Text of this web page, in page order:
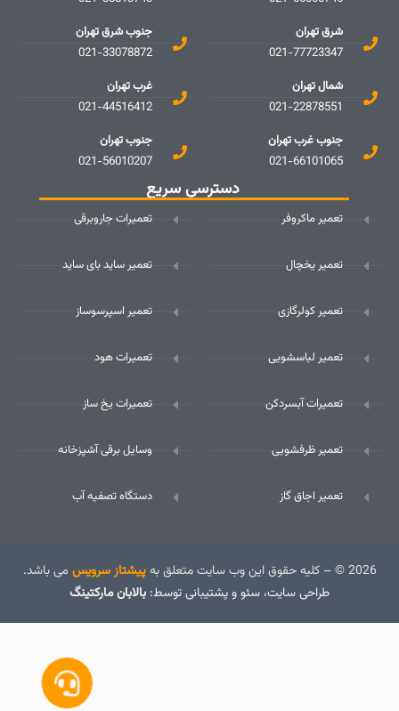
شرق تهران
021-77723347
شمال تهران
021-22878551
جنوب غرب تهران
021-66101065
جنوب شرق تهران
021-33078872
غرب تهران
021-44516412
جنوب تهران
021-56010207
دسترسی سریع
تعمیر ماکروفر
تعمیر یخچال
تعمیر کولرگازی
تعمیر لباسشویی
تعمیرات آبسردکن
تعمیر ظرفشویی
تعمیر اجاق گاز
تعمیرات جاروبرقی
تعمیر ساید بای ساید
تعمیر اسپرسوساز
تعمیرات هود
تعمیرات یخ ساز
وسایل برقی آشپزخانه
دستگاه تصفیه آب
2026 © – کلیه حقوق این وب سایت متعلق به پیشتاز سرویس می باشد.
طراحی سایت، سئو و پشتیبانی توسط: بالابان مارکتینگ